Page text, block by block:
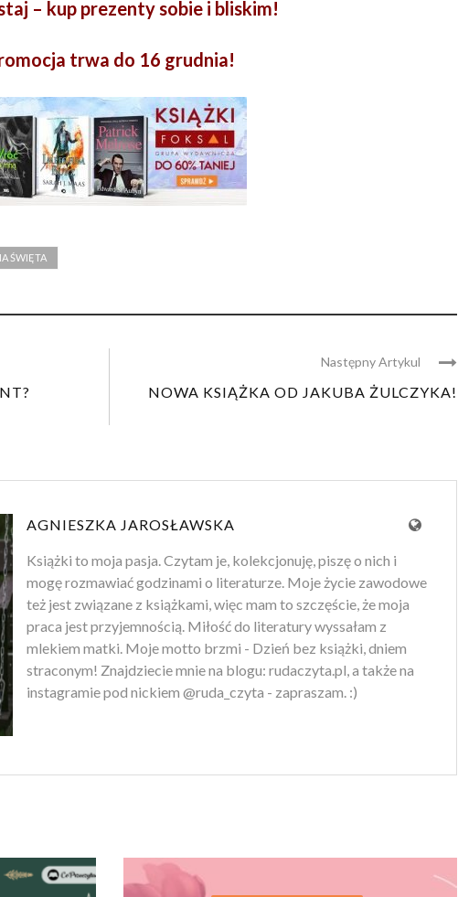
– kup prezenty sobie i bliskim!
trwa do 16 grudnia!
ŚWIĘTA
Następny Artykul
NOWA KSIĄŻKA OD JAKUBA ŻULCZYKA!
AGNIESZKA JAROSŁAWSKA
Książki to moja pasja. Czytam je, kolekcjonuję, piszę o nich i
mogę rozmawiać godzinami o literaturze. Moje życie zawodowe
też jest związane z książkami, więc mam to szczęście, że moja
praca jest przyjemnością. Miłość do literatury wyssałam z
mlekiem matki. Moje motto brzmi - Dzień bez książki, dniem
straconym! Znajdziecie mnie na blogu: rudaczyta.pl, a także na
instagramie pod nickiem @ruda_czyta - zapraszam. :)